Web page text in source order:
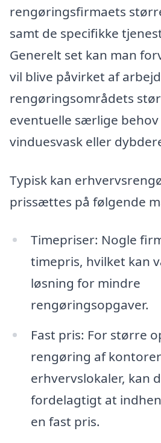
rengøringsfirmaets
samt de specifikke
Generelt set kan man
vil blive påvirket af
rengøringsområdets
eventuelle særlige behov
vinduesvask eller
Typisk kan
prissættes på følgende
Timepriser: Nogle
timepris, hvilket kan
løsning for mindre
rengøringsopgaver.
Fast pris: For større
rengøring af
erhvervslokaler, kan
fordelagtigt at
en fast pris.